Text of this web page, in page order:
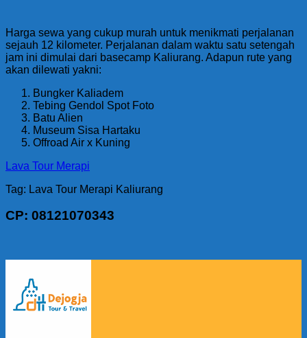
Harga sewa yang cukup murah untuk menikmati perjalanan
sejauh 12 kilometer. Perjalanan dalam waktu satu setengah
jam ini dimulai dari basecamp Kaliurang. Adapun rute yang
akan dilewati yakni:
Bungker Kaliadem
Tebing Gendol Spot Foto
Batu Alien
Museum Sisa Hartaku
Offroad Air x Kuning
Lava Tour Merapi
Tag: Lava Tour Merapi Kaliurang
CP: 08121070343